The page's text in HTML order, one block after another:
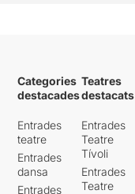
Categories
destacades
Entrades
teatre
Entrades
dansa
Entrades
Teatres
destacats
Entrades
Teatre
Tívoli
Entrades
Teatre